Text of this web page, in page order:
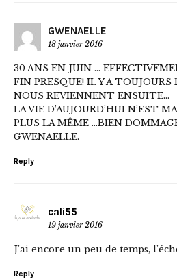
GWENAELLE
18 janvier 2016
30 ANS EN JUIN …
FIN PRESQUE! IL Y A TOUJOURS
NOUS REVIENNENT ENSUITE…
LA VIE D’AUJOURD’HUI N’EST
PLUS LA MÊME …BIEN
GWENAËLLE.
Reply
cali55
19 janvier 2016
J’ai encore un peu de temps,
Reply